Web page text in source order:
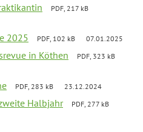
PDF, 217 kB
2025 PDF, 102 kB 07.01.2025
in Köthen
PDF, 323 kB
PDF, 283 kB 23.12.2024
Halbjahr
PDF, 277 kB